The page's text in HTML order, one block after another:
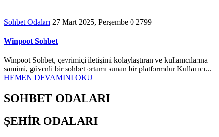
Sohbet Odaları 27 Mart 2025, Perşembe 0 2799
Winpoot Sohbet
Winpoot Sohbet, çevrimiçi iletişimi kolaylaştıran ve kullanıcılarına
samimi, güvenli bir sohbet ortamı sunan bir platformdur Kullanıcı...
HEMEN DEVAMINI OKU
SOHBET ODALARI
ŞEHİR ODALARI